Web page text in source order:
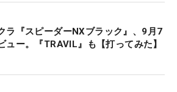
ラ『スピーダーNXブラック』、9月7
ュー。『TRAVIL』も【打ってみた】